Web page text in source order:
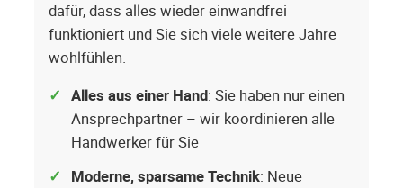
dafür, dass alles wieder einwandfrei
funktioniert und Sie sich viele weitere Jahre
wohlfühlen.
Alles aus einer Hand: Sie haben nur einen
Ansprechpartner – wir koordinieren alle
Handwerker für Sie
Moderne, sparsame Technik: Neue